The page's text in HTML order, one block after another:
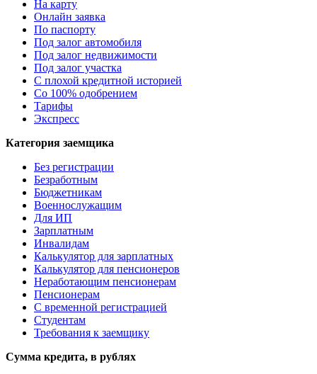
На карту
Онлайн заявка
По паспорту
Под залог автомобиля
Под залог недвижимости
Под залог участка
С плохой кредитной историей
Со 100% одобрением
Тарифы
Экспресс
Категория заемщика
Без регистрации
Безработным
Бюджетникам
Военнослужащим
Для ИП
Зарплатным
Инвалидам
Калькулятор для зарплатных
Калькулятор для пенсионеров
Неработающим пенсионерам
Пенсионерам
С временной регистрацией
Студентам
Требования к заемщику
Сумма кредита, в рублях